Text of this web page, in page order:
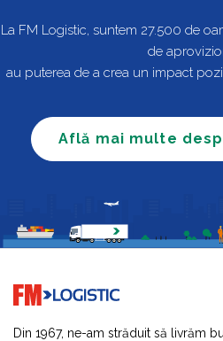
La FM Logistic, suntem 27.500 de
de
au puterea de a crea un impact
Află mai multe
Go to home page
Din 1967, ne-am străduit să livrăm